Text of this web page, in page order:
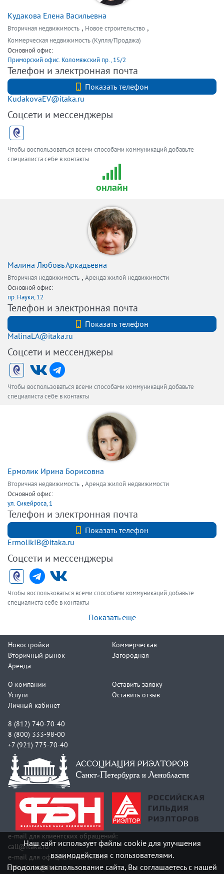
Кудакова Елена Васильевна
Вторичная недвижимость , Новое строительство ,
Коммерческая недвижимость (Купля/Продажа)
Основной офис:
Приморский офис. Коломяжский пр., 15/2
Телефон и электронная почта
Показать телефон
KudakovaEV@itaka.ru
Соцсети и мессенджеры
Чтобы воспользоваться всеми способами коммуникаций добавьте
специалиста себе в контакты
онлайн
Малина Любовь Аркадьевна
Вторичная недвижимость , Аренда жилой недвижимости
Основной офис:
пр. Науки, 12
Телефон и электронная почта
Показать телефон
MalinaLA@itaka.ru
Соцсети и мессенджеры
Чтобы воспользоваться всеми способами коммуникаций добавьте
специалиста себе в контакты
Ермолик Ирина Борисовна
Вторичная недвижимость , Аренда жилой недвижимости
Основной офис:
ул. Сикейроса, 1
Телефон и электронная почта
Показать телефон
ErmolikIB@itaka.ru
Соцсети и мессенджеры
Чтобы воспользоваться всеми способами коммуникаций добавьте
специалиста себе в контакты
Показать еще
Новостройки
Вторичный рынок
Аренда
Коммерческая
Загородная
О компании
Услуги
Личный кабинет
Оставить заявку
Оставить отзыв
8 (812) 740-70-40
8 (800) 333-98-00
+7 (921) 775-70-40
e-mail для клиентских обращений:
call@itaka.ru
e-mail для официальных писем:
officeitaka@itaka.ru
Наш сайт использует файлы cookie для улучшения
взаимодействия с пользователями.
Продолжая использование сайта, Вы соглашаетесь с нашей